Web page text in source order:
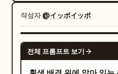
풍경이나 금붕어 어항을
화가
박색 수채화 질감의 숨 막히
과 부드럽게 어우러져 있
인트 스플래시, 몽환적인
이감과 시각적 드라마를
체성 고정(IDENTITY
의 정확한 얼굴 특징, 헤
체 비율, 의상, 신발 및 전
하세요. 얼굴을 재설계하
마세요. 메인 캐릭터(MAIN CHARACTER) 업
작성자@イッポイッポ
전체 프롬프트 보기